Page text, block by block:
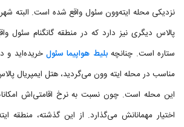
نزدیکی محله ایته‌وون سئول واقع شده است. البته
ستاره است. چنانچهبلیط هواپیما سئول خریده‌اید و
مناسب در محله ایته وون می‌گردید، هتل ایمپریال
این محله است. چون نسبت به نرخ اقامتی‌اش
اختیار مهمانانش می‌گذارد. از این گذشته، منطقه